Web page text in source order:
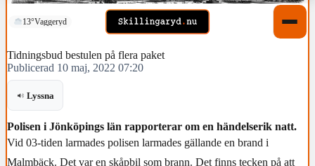
13°Vaggeryd
Tidningsbud bestulen på flera paket
Publicerad 10 maj, 2022 07:20
Lyssna
Polisen i Jönköpings län rapporterar om en händelserik natt.
Vid 03-tiden larmades polisen larmades gällande en brand i
Malmbäck. Det var en skåpbil som brann. Det finns tecken på att